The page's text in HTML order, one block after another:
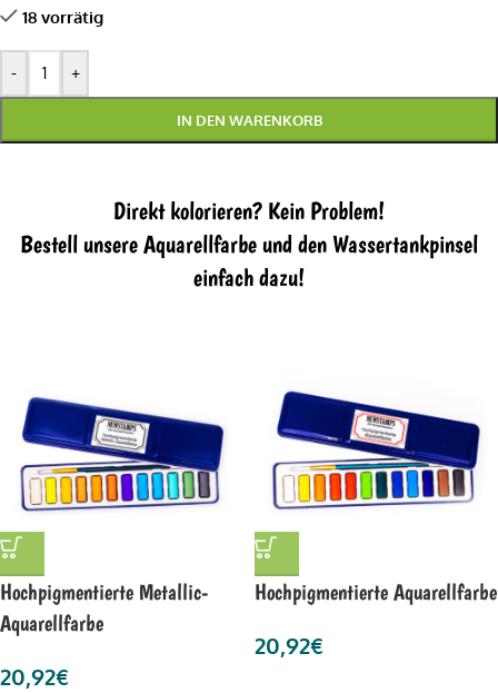
18 vorrätig
- +
IN DEN WARENKORB
Direkt kolorieren? Kein Problem!
Bestell unsere Aquarellfarbe und den Wassertankpinsel
einfach dazu!
Hochpigmentierte Metallic-
Aquarellfarbe
20,92€
Hochpigmentierte Aquarellfarbe
20,92€